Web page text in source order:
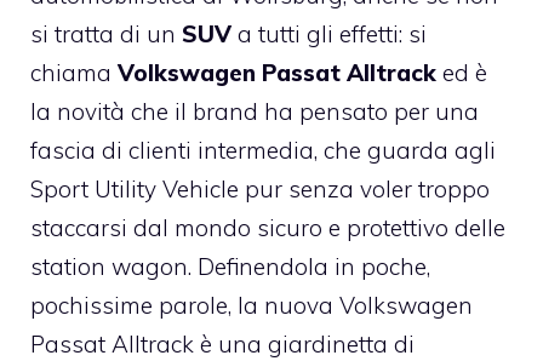
si tratta di un SUV a tutti gli effetti: si
chiamaVolkswagen Passat Alltrack ed è
la novità che il brand ha pensato per una
fascia di clienti intermedia, che guarda agli
Sport Utility Vehicle pur senza voler troppo
staccarsi dal mondo sicuro e protettivo delle
station wagon. Definendola in poche,
pochissime parole, la nuova Volkswagen
Passat Alltrack è una giardinetta di